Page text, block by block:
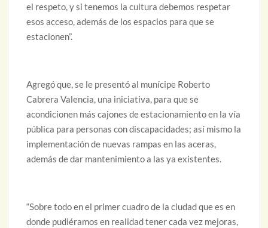
el respeto, y si tenemos la cultura debemos respetar
esos acceso, además de los espacios para que se
estacionen”.
Agregó que, se le presentó al munícipe Roberto
Cabrera Valencia, una iniciativa, para que se
acondicionen más cajones de estacionamiento en la vía
pública para personas con discapacidades; así mismo la
implementación de nuevas rampas en las aceras,
además de dar mantenimiento a las ya existentes.
“Sobre todo en el primer cuadro de la ciudad que es en
donde pudiéramos en realidad tener cada vez mejoras,